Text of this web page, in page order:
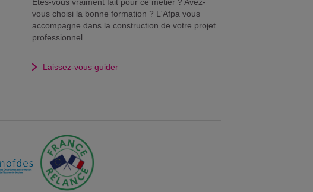
vous choisi la bonne formation ? L'Afpa vous
accompagne dans la construction de votre projet
professionnel
Laissez-vous guider